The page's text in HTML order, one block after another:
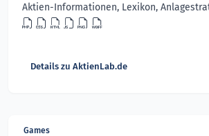
Aktien-Informationen, Lexikon,
Details zu AktienLab.de
Games